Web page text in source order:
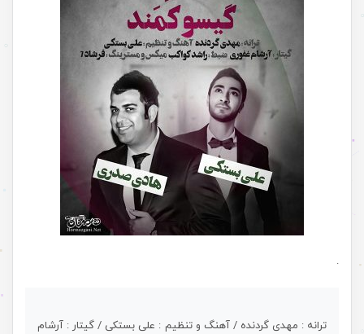
.
ترانه : مهدی گردنده / آهنگ و تنظیم : علی بستکی / گیتار : آرشام